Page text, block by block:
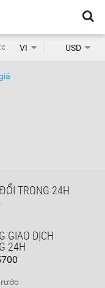
1.468
VI USD
TRONG 24H
GIAO DỊCH
24H